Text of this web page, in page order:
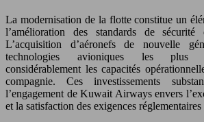
La modernisation de la flotte constitue un
l’amélioration des standards de
L’acquisition d’aéronefs de nouvelle
technologies avioniques les plus
considérablement les capacités
compagnie. Ces investissements
l’engagement de Kuwait Airways envers
et la satisfaction des exigences